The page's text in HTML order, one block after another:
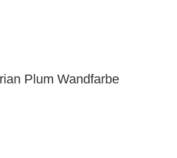
Plum Wandfarbe